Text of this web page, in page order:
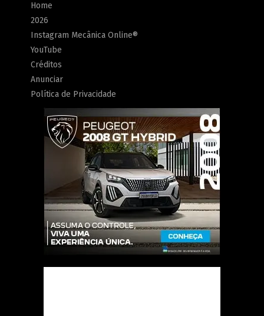
Home
2026
Instagram Mecânica Online®
YouTube
Créditos
Anunciar
Política de Privacidade